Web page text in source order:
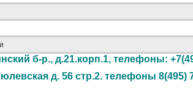
б-р., д.21.корп.1, телефоны:
д. 56 стр.2. телефоны 8(495)